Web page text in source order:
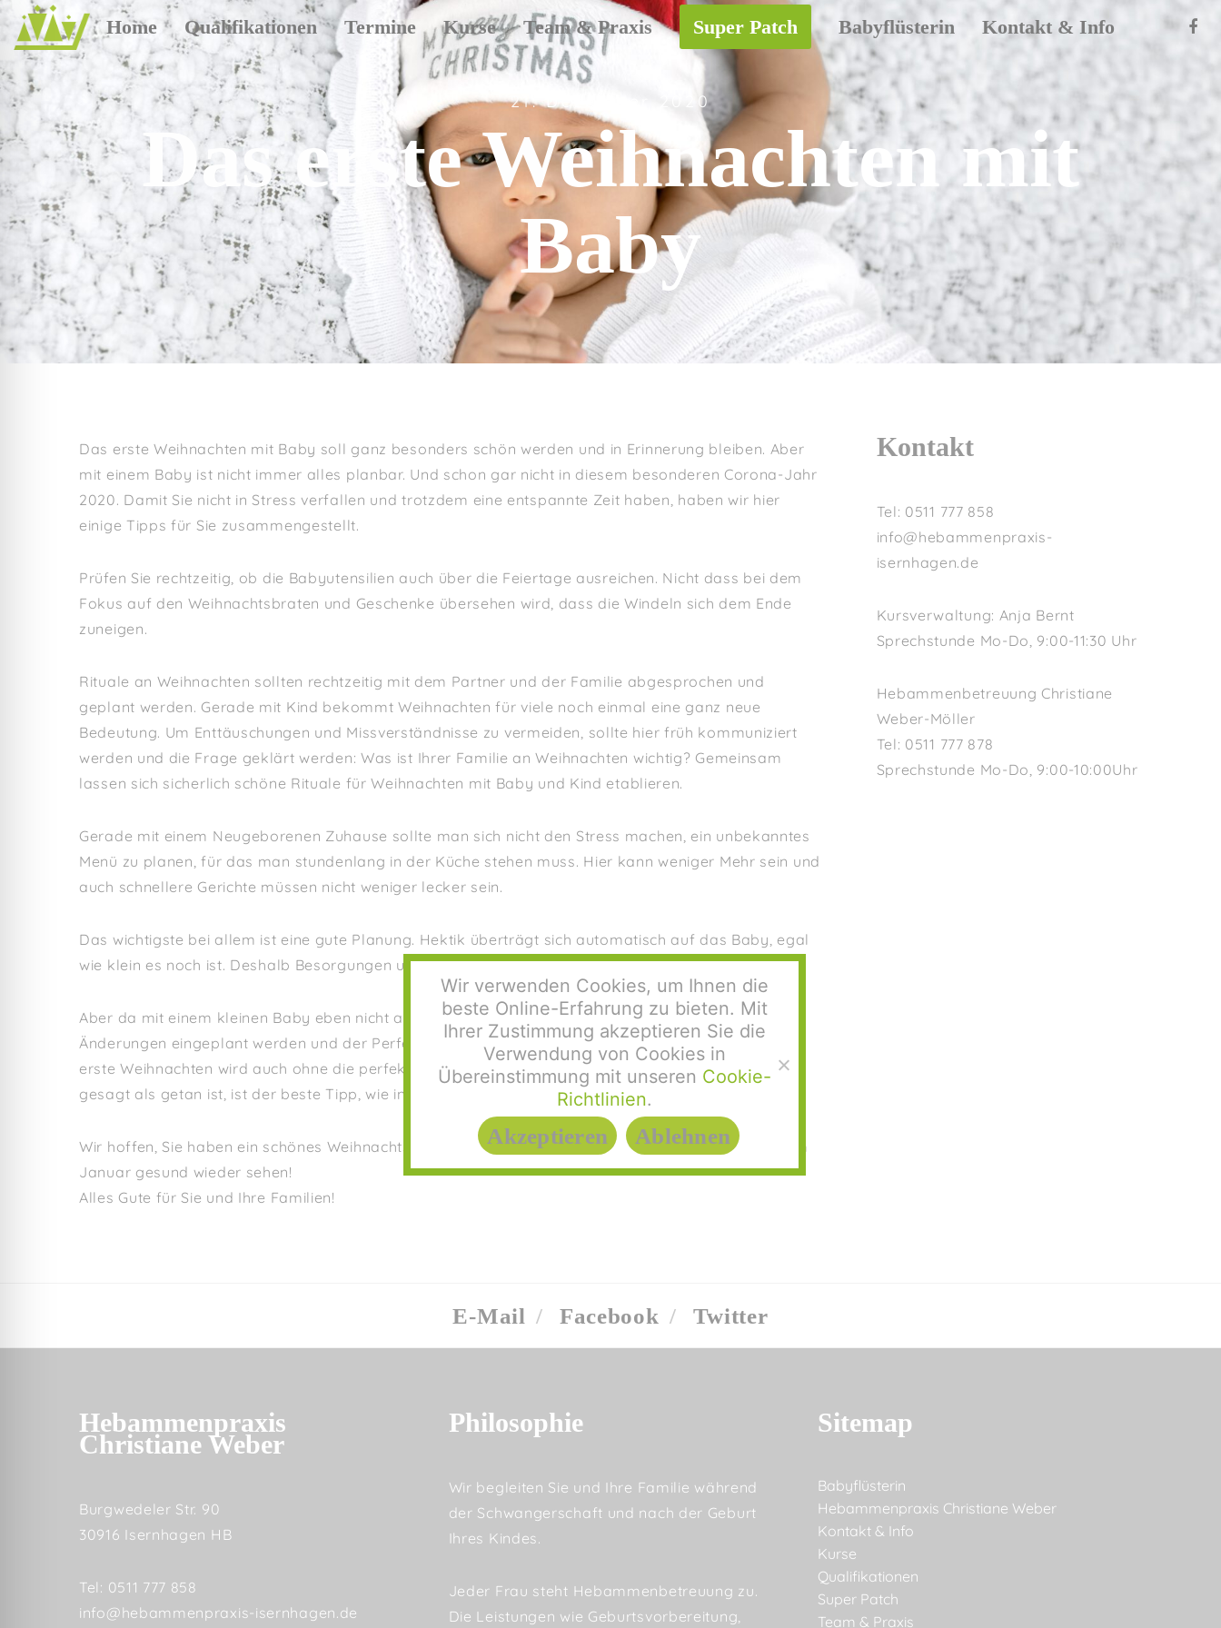
Home Qualifikationen Termine Kurse Team & Praxis Super Patch Babyflüsterin Kontakt & Info
21. Dezember 2020
Das erste Weihnachten mit
Baby
Das erste Weihnachten mit Baby soll ganz besonders schön werden und in Erinnerung bleiben. Aber
mit einem Baby ist nicht immer alles planbar. Und schon gar nicht in diesem besonderen Corona-Jahr
2020. Damit Sie nicht in Stress verfallen und trotzdem eine entspannte Zeit haben, haben wir hier
einige Tipps für Sie zusammengestellt.
Prüfen Sie rechtzeitig, ob die Babyutensilien auch über die Feiertage ausreichen. Nicht dass bei dem
Fokus auf den Weihnachtsbraten und Geschenke übersehen wird, dass die Windeln sich dem Ende
zuneigen.
Rituale an Weihnachten sollten rechtzeitig mit dem Partner und der Familie abgesprochen und
geplant werden. Gerade mit Kind bekommt Weihnachten für viele noch einmal eine ganz neue
Bedeutung. Um Enttäuschungen und Missverständnisse zu vermeiden, sollte hier früh kommuniziert
werden und die Frage geklärt werden: Was ist Ihrer Familie an Weihnachten wichtig? Gemeinsam
lassen sich sicherlich schöne Rituale für Weihnachten mit Baby und Kind etablieren.
Gerade mit einem Neugeborenen Zuhause sollte man sich nicht den Stress machen, ein unbekanntes
Menü zu planen, für das man stundenlang in der Küche stehen muss. Hier kann weniger Mehr sein und
auch schnellere Gerichte müssen nicht weniger lecker sein.
Das wichtigste bei allem ist eine gute Planung. Hektik überträgt sich automatisch auf das Baby, egal
wie klein es noch ist. Deshalb Besorgungen und Zuständigkeiten frühzeitig planen.
Aber da mit einem kleinen Baby eben nicht alles planbar ist, sollte auch genügend Spielraum für
Änderungen eingeplant werden und der Perfektionismus am besten beiseite gelassen werden – das
erste Weihnachten wird auch ohne die perfekte Deko sicherlich unvergesslich. Auch wenn es leichter
gesagt als getan ist, ist der beste Tipp, wie in den meisten Situationen: Locker bleiben.
Wir hoffen, Sie haben ein schönes Weihnachtsfest und entspannte Feiertage und dass wir uns alle im
Januar gesund wieder sehen!
Alles Gute für Sie und Ihre Familien!
Kontakt
Tel: 0511 777 858
info@hebammenpraxis-
isernhagen.de
Kursverwaltung: Anja Bernt
Sprechstunde Mo-Do, 9:00-11:30 Uhr
Hebammenbetreuung Christiane
Weber-Möller
Tel: 0511 777 878
Sprechstunde Mo-Do, 9:00-10:00Uhr
E-Mail Facebook Twitter
Hebammenpraxis
Christiane Weber
Burgwedeler Str. 90
30916 Isernhagen HB
Tel: 0511 777 858
info@hebammenpraxis-isernhagen.de
Philosophie
Wir begleiten Sie und Ihre Familie während
der Schwangerschaft und nach der Geburt
Ihres Kindes.
Jeder Frau steht Hebammenbetreuung zu.
Die Leistungen wie Geburtsvorbereitung,
Sitemap
Babyflüsterin
Hebammenpraxis Christiane Weber
Kontakt & Info
Kurse
Qualifikationen
Super Patch
Team & Praxis
Wir verwenden Cookies, um Ihnen die
beste Online-Erfahrung zu bieten. Mit
Ihrer Zustimmung akzeptieren Sie die
Verwendung von Cookies in
Übereinstimmung mit unseren Cookie-
Richtlinien.
Akzeptieren Ablehnen